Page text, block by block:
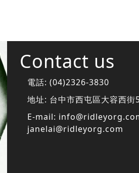
Contact us
電話: (04)2326-3830
地址: 台中市西屯區大容西街
E-mail:
janelai@ridleyorg.com